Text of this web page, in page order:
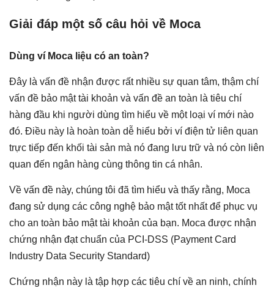
Giải đáp một số câu hỏi về Moca
Dùng ví Moca liệu có an toàn?
Đây là vấn đề nhận được rất nhiều sự quan tâm, thậm chí
vấn đề bảo mật tài khoản và vấn đề an toàn là tiêu chí
hàng đầu khi người dùng tìm hiểu về một loại ví mới nào
đó. Điều này là hoàn toàn dễ hiểu bởi ví điện tử liên quan
trực tiếp đến khối tài sản mà nó đang lưu trữ và nó còn liên
quan đến ngân hàng cùng thông tin cá nhân.
Về vấn đề này, chúng tôi đã tìm hiểu và thấy rằng, Moca
đang sử dụng các công nghệ bảo mật tốt nhất để phục vụ
cho an toàn bảo mật tài khoản của bạn. Moca được nhận
chứng nhận đạt chuẩn của PCI-DSS (Payment Card
Industry Data Security Standard)
Chứng nhận này là tập hợp các tiêu chí về an ninh, chính